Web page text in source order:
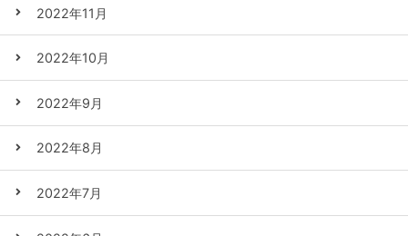
2022年11月
2022年10月
2022年9月
2022年8月
2022年7月